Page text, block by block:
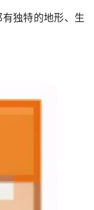
独特的地形、生